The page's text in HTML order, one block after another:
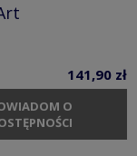
141,90 zł
O